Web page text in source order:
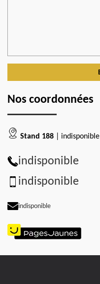
Nos coordonnées
Stand 188 | indisponible
indisponible
indisponible
indisponible